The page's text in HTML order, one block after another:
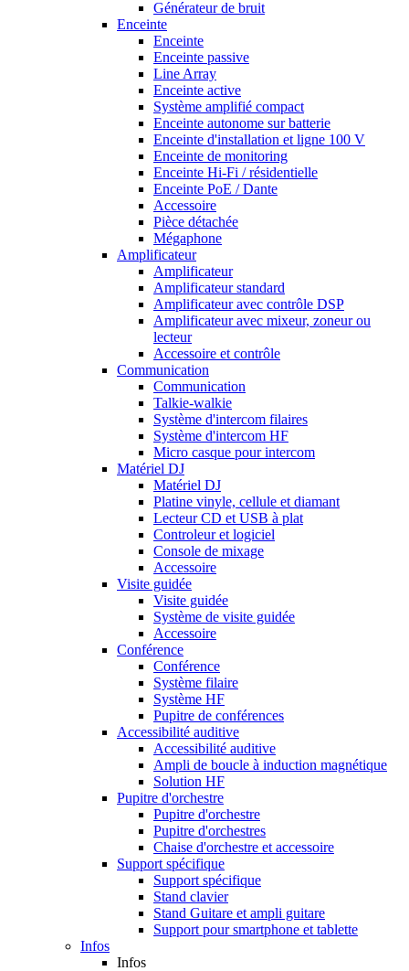
Générateur de bruit
Enceinte
Enceinte
Enceinte passive
Line Array
Enceinte active
Système amplifié compact
Enceinte autonome sur batterie
Enceinte d'installation et ligne 100 V
Enceinte de monitoring
Enceinte Hi-Fi / résidentielle
Enceinte PoE / Dante
Accessoire
Pièce détachée
Mégaphone
Amplificateur
Amplificateur
Amplificateur standard
Amplificateur avec contrôle DSP
Amplificateur avec mixeur, zoneur ou
lecteur
Accessoire et contrôle
Communication
Communication
Talkie-walkie
Système d'intercom filaires
Système d'intercom HF
Micro casque pour intercom
Matériel DJ
Matériel DJ
Platine vinyle, cellule et diamant
Lecteur CD et USB à plat
Controleur et logiciel
Console de mixage
Accessoire
Visite guidée
Visite guidée
Système de visite guidée
Accessoire
Conférence
Conférence
Système filaire
Système HF
Pupitre de conférences
Accessibilité auditive
Accessibilité auditive
Ampli de boucle à induction magnétique
Solution HF
Pupitre d'orchestre
Pupitre d'orchestre
Pupitre d'orchestres
Chaise d'orchestre et accessoire
Support spécifique
Support spécifique
Stand clavier
Stand Guitare et ampli guitare
Support pour smartphone et tablette
Infos
Infos